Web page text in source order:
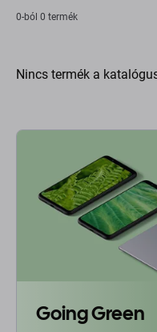
0-ból 0 termék
Nincs termék a
Going Green